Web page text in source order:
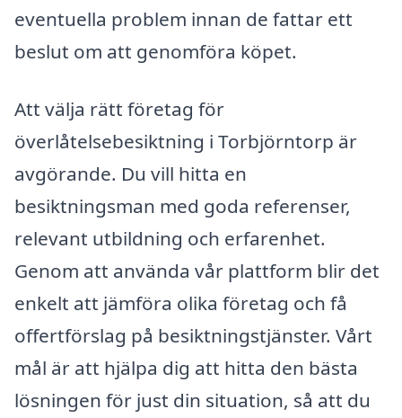
eventuella problem innan de fattar ett
beslut om att genomföra köpet.
Att välja rätt företag för
överlåtelsebesiktning i Torbjörntorp är
avgörande. Du vill hitta en
besiktningsman med goda referenser,
relevant utbildning och erfarenhet.
Genom att använda vår plattform blir det
enkelt att jämföra olika företag och få
offertförslag på besiktningstjänster. Vårt
mål är att hjälpa dig att hitta den bästa
lösningen för just din situation, så att du